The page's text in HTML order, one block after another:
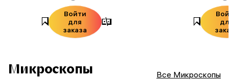
Войти
для
заказа
Микроскопы Все Микроскопы